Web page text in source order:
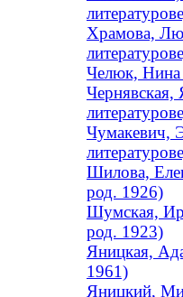
Храмова,
Челюк, Нина
Чернявская,
Чумакевич,
Шилова,
род. 1926)
Шумская,
род. 1923)
Яницкая,
1961)
Яницкий,